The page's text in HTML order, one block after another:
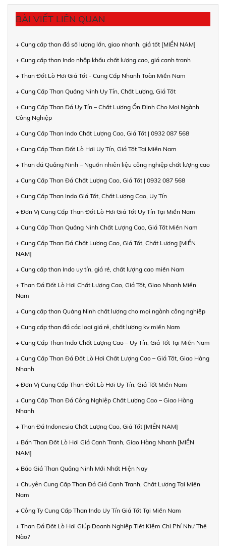
BÀI VIẾT LIÊN QUAN
+ Cung cấp than đá số lượng lớn, giao nhanh, giá tốt [MIỀN NAM]
+ Cung cấp than Indo nhập khẩu chất lượng cao, giá cạnh tranh
+ Than Đốt Lò Hơi Giá Tốt - Cung Cấp Nhanh Toàn Miền Nam
+ Cung Cấp Than Quảng Ninh Uy Tín, Chất Lượng, Giá Tốt
+ Cung Cấp Than Đá Uy Tín – Chất Lượng Ổn Định Cho Mọi Ngành
Công Nghiệp
+ Cung Cấp Than Indo Chất Lượng Cao, Giá Tốt | 0932 087 568
+ Cung Cấp Than Đốt Lò Hơi Uy Tín, Giá Tốt Tại Miền Nam
+ Than đá Quảng Ninh – Nguồn nhiên liệu công nghiệp chất lượng cao
+ Cung Cấp Than Đá Chất Lượng Cao, Giá Tốt | 0932 087 568
+ Cung Cấp Than Indo Giá Tốt, Chất Lượng Cao, Uy Tín
+ Đơn Vị Cung Cấp Than Đốt Lò Hơi Giá Tốt Uy Tín Tại Miền Nam
+ Cung Cấp Than Quảng Ninh Chất Lượng Cao, Giá Tốt Miền Nam
+ Cung Cấp Than Đá Chất Lượng Cao, Giá Tốt, Chất Lượng [MIỀN
NAM]
+ Cung cấp than Indo uy tín, giá rẻ, chất lượng cao miền Nam
+ Than Đá Đốt Lò Hơi Chất Lượng Cao, Giá Tốt, Giao Nhanh Miền
Nam
+ Cung cấp than Quảng Ninh chất lượng cho mọi ngành công nghiệp
+ Cung cấp than đá các loại giá rẻ, chất lượng kv miền Nam
+ Cung Cấp Than Indo Chất Lượng Cao – Uy Tín, Giá Tốt Tại Miền Nam
+ Cung Cấp Than Đá Đốt Lò Hơi Chất Lượng Cao – Giá Tốt, Giao Hàng
Nhanh
+ Đơn Vị Cung Cấp Than Đốt Lò Hơi Uy Tín, Giá Tốt Miền Nam
+ Cung Cấp Than Đá Công Nghiệp Chất Lượng Cao – Giao Hàng
Nhanh
+ Than Đá Indonesia Chất Lượng Cao, Giá Tốt [MIỀN NAM]
+ Bán Than Đốt Lò Hơi Giá Cạnh Tranh, Giao Hàng Nhanh [MIỀN
NAM]
+ Báo Giá Than Quảng Ninh Mới Nhất Hiện Nay
+ Chuyên Cung Cấp Than Đá Giá Cạnh Tranh, Chất Lượng Tại Miền
Nam
+ Công Ty Cung Cấp Than Indo Uy Tín Giá Tốt Tại Miền Nam
+ Than Đá Đốt Lò Hơi Giúp Doanh Nghiệp Tiết Kiệm Chi Phí Như Thế
Nào?